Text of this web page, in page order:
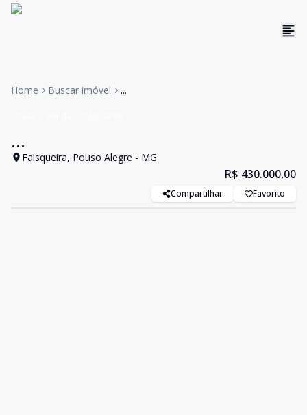
Home Buscar imóvel ...
...
Faisqueira, Pouso Alegre - MG
R$ 430.000,00
Compartilhar Favorito